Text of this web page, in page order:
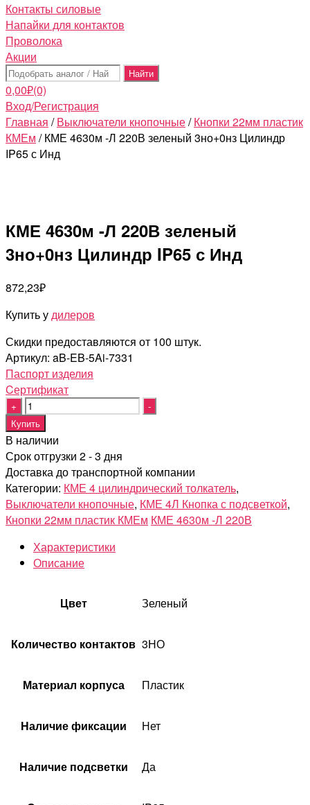
Контакты силовые
Напайки для контактов
Проволока
Акции
Поиск:
0,00₽(0)
Вход/Регистрация
Главная /Выключатели кнопочные/Кнопки 22мм пластик
КМЕм / КМЕ 4630м -Л 220В зеленый 3но+0нз Цилиндр
IP65 с Инд
КМЕ 4630м -Л 220В зеленый
3но+0нз Цилиндр IP65 с Инд
872,23₽
Купить удилеров
Скидки предоставляются от 100 штук.
Артикул: aB-EB-5Ai-7331
Паспорт изделия
Cертификат
Quantity
Купить
В наличии
Срок отгрузки 2 - 3 дня
Доставка до транспортной компании
Категории: КМЕ 4 цилиндрический толкатель,
Выключатели кнопочные, КМЕ 4Л Кнопка с подсветкой,
Кнопки 22мм пластик КМЕм КМЕ 4630м -Л 220В
Характеристики
Описание
Цвет Зеленый
Количество контактов 3НО
Материал корпуса Пластик
Наличие фиксации Нет
Наличие подсветки Да